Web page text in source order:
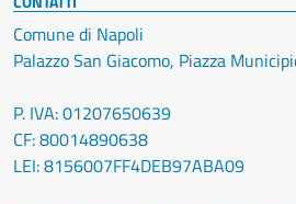
Comune di Napoli
Palazzo San Giacomo, Piazza
P. IVA: 01207650639
CF: 80014890638
LEI: 8156007FF4DEB97ABA09